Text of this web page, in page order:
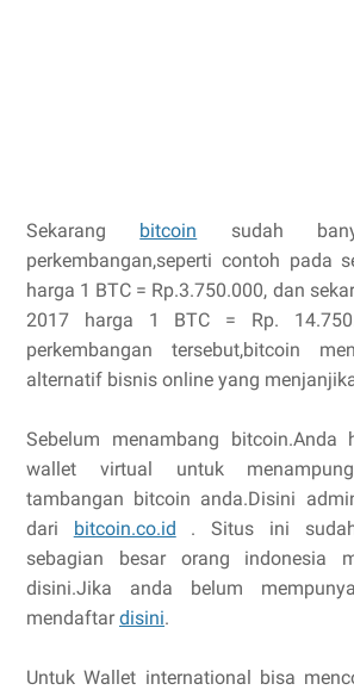
Sekarang bitcoin sudah
perkembangan,seperti contoh pada
harga 1 BTC = Rp.3.750.000, dan
2017 harga 1 BTC = Rp.
perkembangan tersebut,bitcoin
alternatif bisnis online yang
Sebelum menambang bitcoin.Anda
wallet virtual untuk
tambangan bitcoin anda.Disini
dari bitcoin.co.id . Situs ini
sebagian besar orang indonesia
disini.Jika anda belum
mendaftardisini.
Untuk Wallet international bisa